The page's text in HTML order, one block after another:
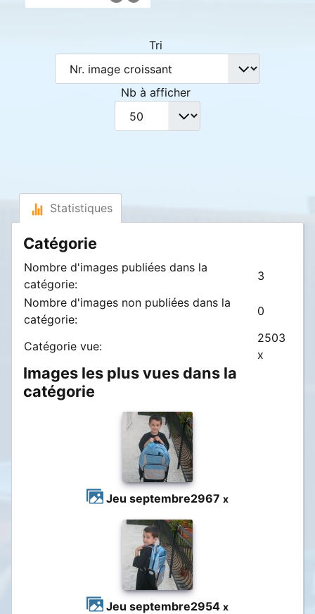
Tri
Nb à afficher
Statistiques
Catégorie
Nombre d'images publiées dans la
catégorie:
3
Nombre d'images non publiées dans la
catégorie:
0
Catégorie vue:
2503
x
Images les plus vues dans la
catégorie
Jeu septembre2967x
Jeu septembre2954x